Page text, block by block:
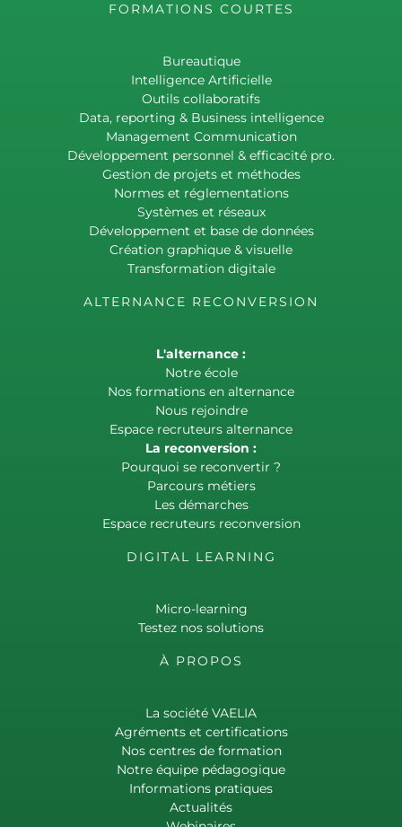
FORMATIONS COURTES
Bureautique
Intelligence Artificielle
Outils collaboratifs
Data, reporting & Business intelligence
Management Communication
Développement personnel & efficacité pro.
Gestion de projets et méthodes
Normes et réglementations
Systèmes et réseaux
Développement et base de données
Création graphique & visuelle
Transformation digitale
ALTERNANCE RECONVERSION
L'alternance :
Notre école
Nos formations en alternance
Nous rejoindre
Espace recruteurs alternance
La reconversion :
Pourquoi se reconvertir ?
Parcours métiers
Les démarches
Espace recruteurs reconversion
DIGITAL LEARNING
Micro-learning
Testez nos solutions
À PROPOS
La société VAELIA
Agréments et certifications
Nos centres de formation
Notre équipe pédagogique
Informations pratiques
Actualités